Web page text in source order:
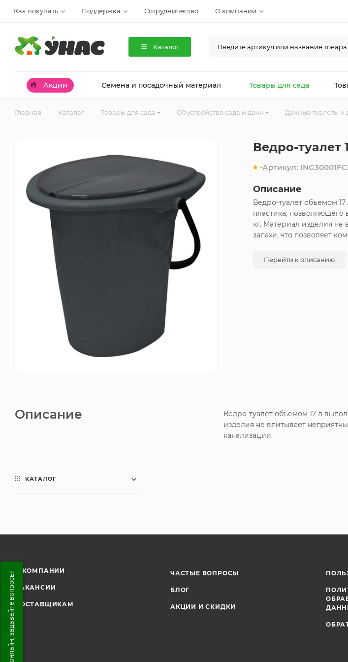
Как покупать Поддержка Сотрудничество О компании
Каталог
Акции Семена и посадочный материал Товары для сада
Главная — Каталог — Товары для сада — Обустройство сада и дачи — Дачные туалеты и
Ведро-туалет
-Артикул:
Описание
Ведро-туалет объемом
пластика, позволяющего
кг. Материал изделия не
запахи, что позволяет
Перейти к описанию
Описание
Ведро-туалет объемом 17 л
изделия не впитывает
канализации.
КАТАЛОГ
О КОМПАНИИ
ВАКАНСИИ
ПОСТАВЩИКАМ
ЧАСТЫЕ ВОПРОСЫ
БЛОГ
АКЦИИ И СКИДКИ
Мы онлайн, задавайте вопросы!